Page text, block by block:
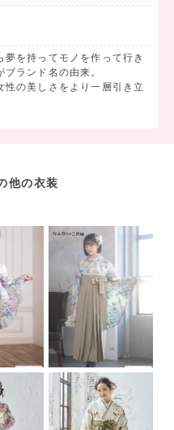
夢を持ってモノを作って行き
ランド名の由来。
性の美しさをより一層引き立
他の衣装